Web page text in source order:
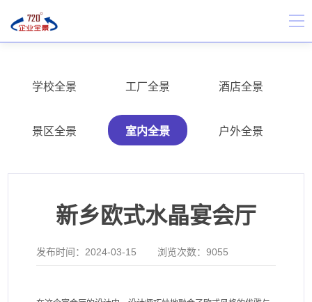
学校全景 工厂全景 酒店全景
景区全景 室内全景 户外全景
新乡欧式水晶宴会厅
发布时间： 2024-03-15 浏览次数：9055